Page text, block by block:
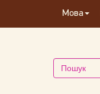
Мова